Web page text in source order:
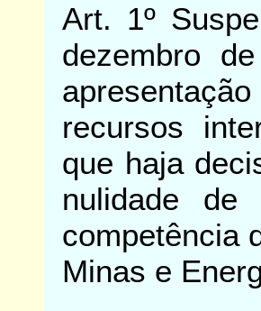
Art. 1º
dezembro
recursos
que haja
nulidade
competência
Minas e